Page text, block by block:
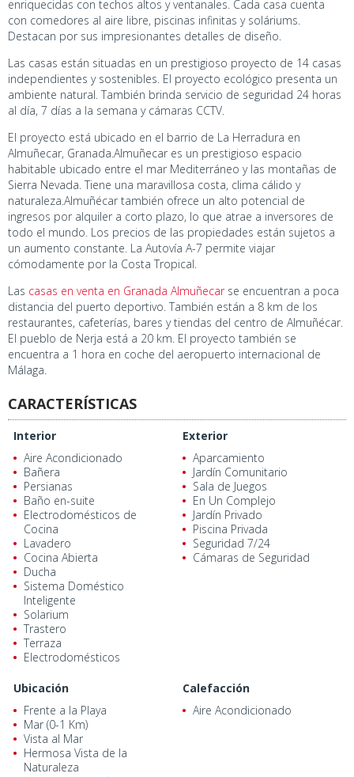
enriquecidas con techos altos y ventanales. Cada casa cuenta
con comedores al aire libre, piscinas infinitas y soláriums.
Destacan por sus impresionantes detalles de diseño.
Las casas están situadas en un prestigioso proyecto de 14 casas
independientes y sostenibles. El proyecto ecológico presenta un
ambiente natural. También brinda servicio de seguridad 24 horas
al día, 7 días a la semana y cámaras CCTV.
El proyecto está ubicado en el barrio de La Herradura en
Almuñecar, Granada.Almuñecar es un prestigioso espacio
habitable ubicado entre el mar Mediterráneo y las montañas de
Sierra Nevada. Tiene una maravillosa costa, clima cálido y
naturaleza.Almuñécar también ofrece un alto potencial de
ingresos por alquiler a corto plazo, lo que atrae a inversores de
todo el mundo. Los precios de las propiedades están sujetos a
un aumento constante. La Autovía A-7 permite viajar
cómodamente por la Costa Tropical.
Las casas en venta en Granada Almuñecarse encuentran a poca
distancia del puerto deportivo. También están a 8 km de los
restaurantes, cafeterías, bares y tiendas del centro de Almuñécar.
El pueblo de Nerja está a 20 km. El proyecto también se
encuentra a 1 hora en coche del aeropuerto internacional de
Málaga.
CARACTERÍSTICAS
Interior
Aire Acondicionado
Bañera
Persianas
Baño en-suite
Electrodomésticos de
Cocina
Lavadero
Cocina Abierta
Ducha
Sistema Doméstico
Inteligente
Solarium
Trastero
Terraza
Electrodomésticos
Exterior
Aparcamiento
Jardín Comunitario
Sala de Juegos
En Un Complejo
Jardín Privado
Piscina Privada
Seguridad 7/24
Cámaras de Seguridad
Ubicación
Frente a la Playa
Mar (0-1 Km)
Vista al Mar
Hermosa Vista de la
Naturaleza
Calefacción
Aire Acondicionado